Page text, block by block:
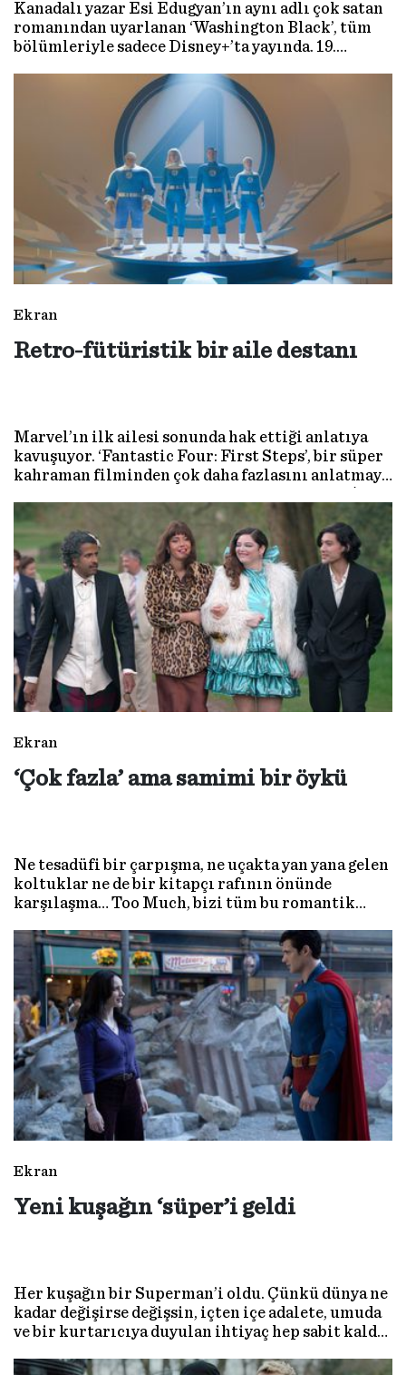
Kanadalı yazar Esi Edugyan’ın aynı adlı çok satan
romanından uyarlanan ‘Washington Black’, tüm
bölümleriyle sadece Disney+’ta yayında. 19.
kölelikten kaçan bir çocuğun kıtalar aşan
yolculuğunu anlatıyor; özgürlük, kimlik ve
aidiyet gibi temaları bugüne taşıyan bir hikaye
Ekran
Retro-fütüristik bir aile destanı
Marvel’ın ilk ailesi sonunda hak ettiği anlatıya
kavuşuyor. ‘Fantastic Four: First Steps’, bir süper
kahraman filminden çok daha fazlasını anlatmaya
Ekran
‘Çok fazla’ ama samimi bir öykü
Ne tesadüfi bir çarpışma, ne uçakta yan yana gelen
koltuklar ne de bir kitapçı rafının önünde
karşılaşma… Too Much, bizi tüm bu romantik
tuvaletine götürüyor. Hikaye tam da orada, bir
parça tuvalet kağıdı rulosuyla başlıyor…
Ekran
Yeni kuşağın ‘süper’i geldi
Her kuşağın bir Superman’i oldu. Çünkü dünya ne
kadar değişirse değişsin, içten içe adalete, umuda
ve bir kurtarıcıya duyulan ihtiyaç hep sabit kaldı.
işte tam da bu yüzden. Superman yeniden